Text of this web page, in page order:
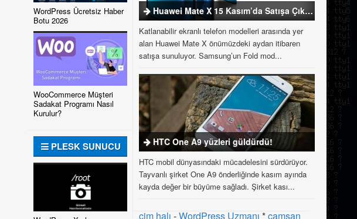
WordPress Ücretsiz Haber
Botu 2026
WooCommerce Müşteri
Sadakat Programı Nasıl
Kurulur?
PLESK SUNUCU
Huawei Mate X 15 Kasım’da Satışa Çıkıyor
Katlanabilir ekranlı telefon modelleri arasında yer
alan Huawei Mate X önümüzdeki aydan itibaren
satışa sunuluyor. Samsung’un Fold mod...
HTC One A9 yüzleri güldürdü!
HTC mobil dünyasındaki mücadelesini sürdürüyor.
Tayvanlı şirket One A9 önderliğinde kasım ayında
kayda değer bir büyüme sağladı. Şirket kası...
çim halı -WordPress Uzmanı *çamsan